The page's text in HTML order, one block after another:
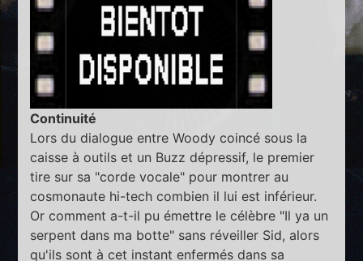
Continuité
Lors du dialogue entre Woody coincé sous la
caisse à outils et un Buzz dépressif, le premier
tire sur sa "corde vocale" pour montrer au
cosmonaute hi-tech combien il lui est inférieur.
Or comment a-t-il pu émettre le célèbre "Il ya un
serpent dans ma botte" sans réveiller Sid, alors
qu'ils sont à cet instant enfermés dans sa